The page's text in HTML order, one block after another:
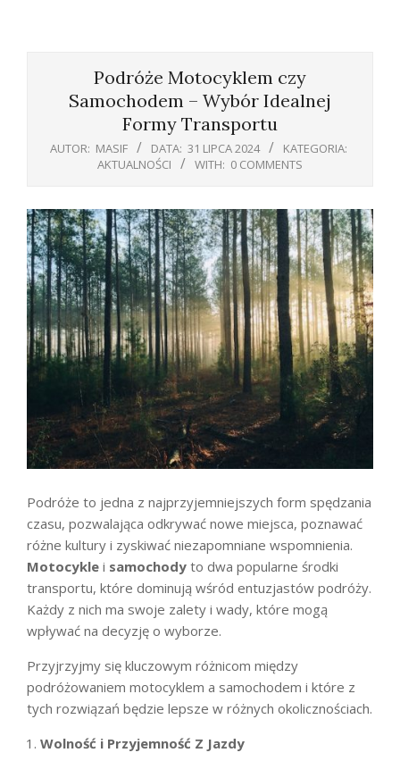
Podróże Motocyklem czy
Samochodem – Wybór Idealnej
Formy Transportu
AUTOR: MASIF DATA: 31 LIPCA 2024
KATEGORIA:
AKTUALNOŚCI
WITH: 0 COMMENTS
Podróże to jedna z najprzyjemniejszych form spędzania
czasu, pozwalająca odkrywać nowe miejsca, poznawać
różne kultury i zyskiwać niezapomniane wspomnienia.
Motocykle i samochody to dwa popularne środki
transportu, które dominują wśród entuzjastów podróży.
Każdy z nich ma swoje zalety i wady, które mogą
wpływać na decyzję o wyborze.
Przyjrzyjmy się kluczowym różnicom między
podróżowaniem motocyklem a samochodem i które z
tych rozwiązań będzie lepsze w różnych okolicznościach.
Wolność i Przyjemność Z Jazdy